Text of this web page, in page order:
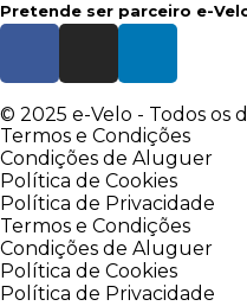
Pretende ser parceiro e-
© 2025 e-Velo - Todos os
Termos e Condições
Condições de Aluguer
Política de Cookies
Política de Privacidade
Termos e Condições
Condições de Aluguer
Política de Cookies
Política de Privacidade